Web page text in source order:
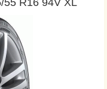
55 R16 94V XL